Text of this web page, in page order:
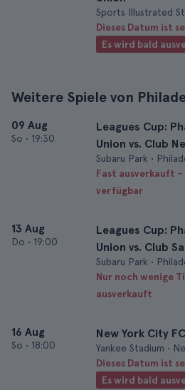
Sports Illustrated
Dieses Datum ist
Es wird bald
Weitere Spiele von
09 Aug
So • 19:30
Leagues Cup:
Union vs. Club
Subaru Park •
Fast ausverkauft
verfügbar
13 Aug
Do • 19:00
Leagues Cup:
Union vs. Club
Subaru Park •
Nur noch wenige
ausverkauft
16 Aug
So • 18:00
New York City
Yankee Stadium •
Dieses Datum ist
Es wird bald